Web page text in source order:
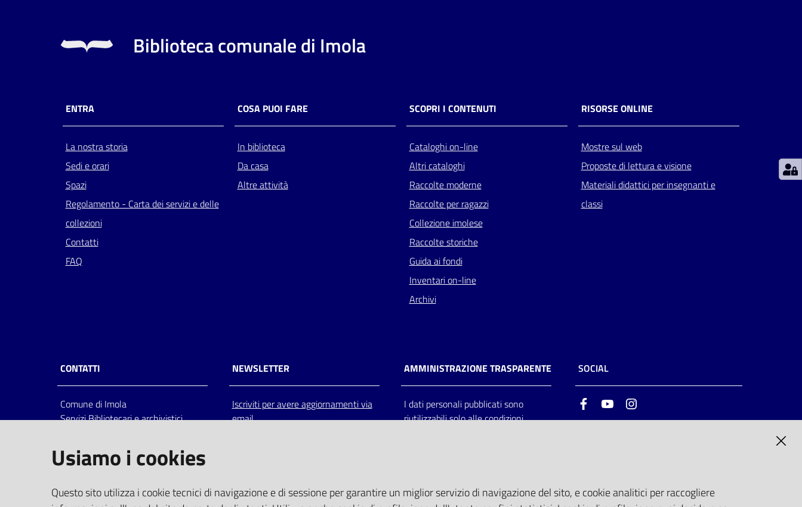
Biblioteca comunale di Imola
ENTRA
La nostra storia
Sedi e orari
Spazi
Regolamento - Carta dei servizi e delle
collezioni
Contatti
FAQ
COSA PUOI FARE
In biblioteca
Da casa
Altre attività
SCOPRI I CONTENUTI
Cataloghi on-line
Altri cataloghi
Raccolte moderne
Raccolte per ragazzi
Collezione imolese
Raccolte storiche
Guida ai fondi
Inventari on-line
Archivi
RISORSE ONLINE
Mostre sul web
Proposte di lettura e visione
Materiali didattici per insegnanti e
classi
CONTATTI
Comune di Imola
Servizi Bibliotecari e archivistici
Italia
centralino: tel 0542.6026.36 fax
bim@comune.imola.bo.it
PEC
NEWSLETTER
Iscriviti per avere aggiornamenti via
email
AMMINISTRAZIONE TRASPARENTE
I dati personali pubblicati sono
riutilizzabili solo alle condizioni
SOCIAL
FacebookYoutube
Usiamo i cookies
Questo sito utilizza i cookie tecnici di navigazione e di sessione per garantire un miglior servizio di navigazione del sito, e cookie analitici per raccogliere